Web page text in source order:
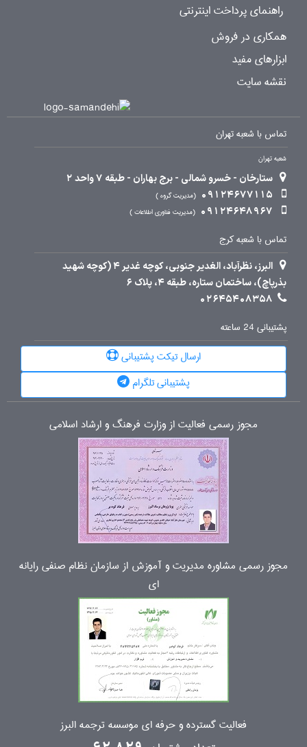
راهنمای پرداخت اینترنتی
همکاری در فروش
ابزارهای مفید
نقشه سایت
تماس با شعبه تهران
شعبه تهران
ستارخان - خسرو شمالی - برج بهاران - طبقه 7 واحد 2
09124677115
مدیریت گروه
09124648967 مدیریت فناوری اطلاعات
تماس با شعبه کرج
البرز، نظرآباد، الغدیر جنوبی، کوچه غدیر 4 (کوچه شهید
بذرپاچ)، ساختمان ستاره، طبقه 4، پلاک 6
02645408358
پشتیبانی 24 ساعته
ارسال تیکت پشتیبانی
پشتیبانی تلگرام
مجوز رسمی فعالیت از وزارت فرهنگ و ارشاد اسلامی
مجوز رسمی مشاوره مدیریت و آموزش از سازمان نظام صنفی رایانه
ای
فعالیت گسترده و حرفه ای موسسه ترجمه البرز